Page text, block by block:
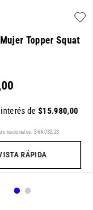
Topper Squat
00
de$15.980,00
nacionales: $ 66.032,23
RÁPIDA